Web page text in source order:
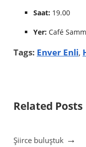
Saat: 19.00
Yer: Café
Tags: Enver Enli,
Related Posts
Şiirce buluştuk →